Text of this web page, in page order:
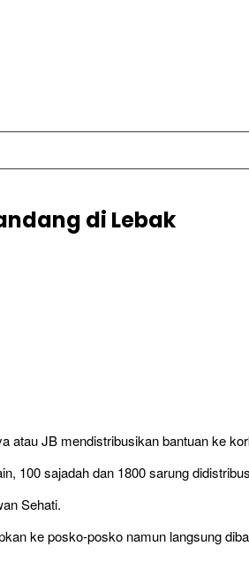
di Lebak
JB mendistribusikan bantuan ke
100 sajadah dan 1800 sarung
Sehati.
ke posko-posko namun langsung